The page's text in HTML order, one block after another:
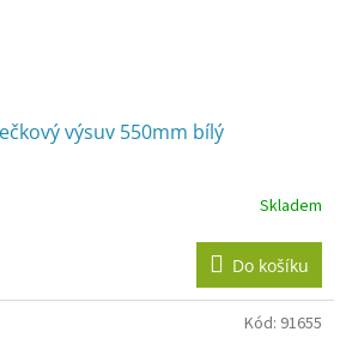
výsuv 550mm bílý
Skladem
Do košíku
Kód: 91655